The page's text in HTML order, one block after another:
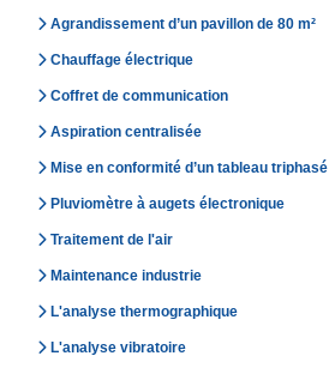
Agrandissement d’un pavillon de 80 m²
Chauffage électrique
Coffret de communication
Aspiration centralisée
Mise en conformité d’un tableau triphasé
Pluviomètre à augets électronique
Traitement de l'air
Maintenance industrie
L'analyse thermographique
L'analyse vibratoire